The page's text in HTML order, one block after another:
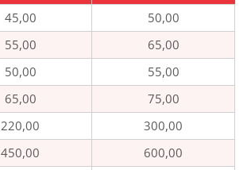
45,00
50,00
55,00
65,00
50,00
55,00
65,00
75,00
220,00
300,00
450,00
600,00